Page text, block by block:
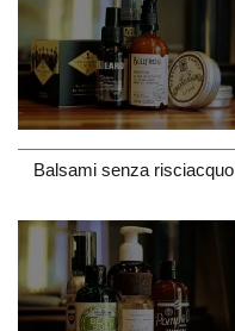
Balsami senza risciacquo